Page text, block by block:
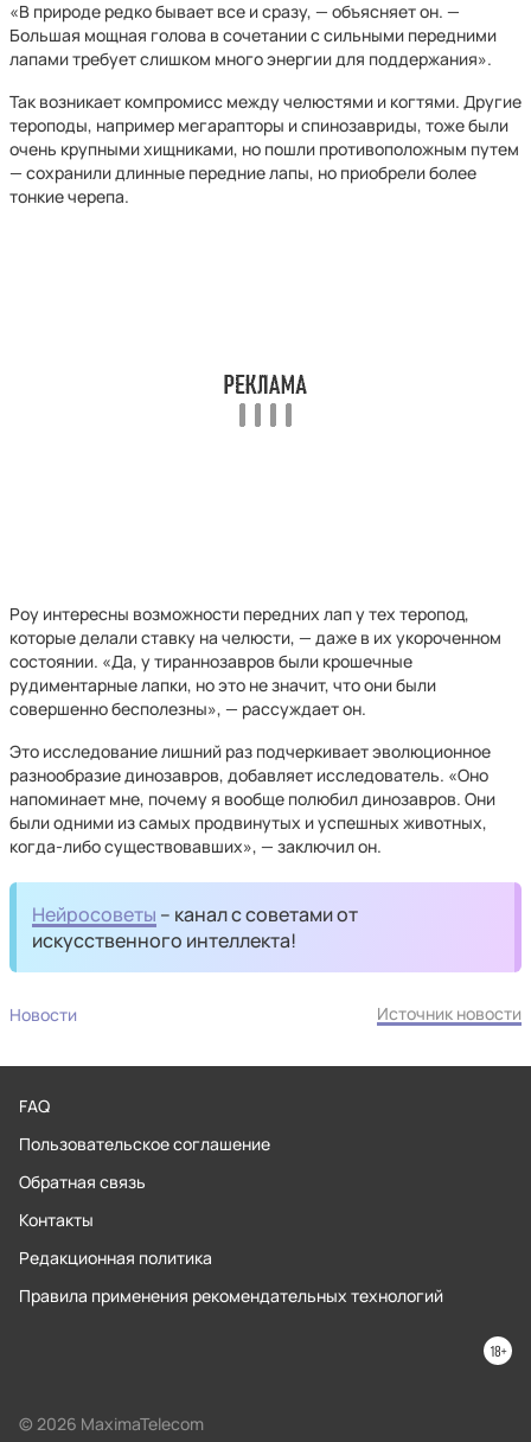
«В природе редко бывает все и сразу, — объясняет он. —
Большая мощная голова в сочетании с сильными передними
лапами требует слишком много энергии для поддержания».
Так возникает компромисс между челюстями и когтями. Другие
тероподы, например мегарапторы и спинозавриды, тоже были
очень крупными хищниками, но пошли противоположным путем
— сохранили длинные передние лапы, но приобрели более
тонкие черепа.
Роу интересны возможности передних лап у тех теропод,
которые делали ставку на челюсти, — даже в их укороченном
состоянии. «Да, у тираннозавров были крошечные
рудиментарные лапки, но это не значит, что они были
совершенно бесполезны», — рассуждает он.
Это исследование лишний раз подчеркивает эволюционное
разнообразие динозавров, добавляет исследователь. «Оно
напоминает мне, почему я вообще полюбил динозавров. Они
были одними из самых продвинутых и успешных животных,
когда-либо существовавших», — заключил он.
Нейросоветы – канал с советами от
искусственного интеллекта!
Новости Источник новости
FAQ
Пользовательское соглашение
Обратная связь
Контакты
Редакционная политика
Правила применения рекомендательных технологий
© 2026 MaximaTelecom